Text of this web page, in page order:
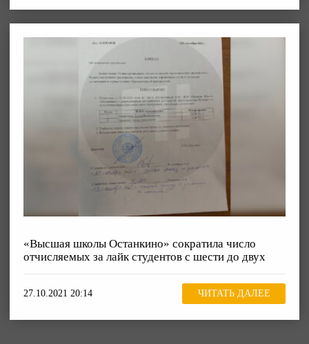
«Высшая школы Останкино» сократила число
отчисляемых за лайк студентов с шести до двух
27.10.2021 20:14 ЧИТАТЬ ДАЛЕЕ